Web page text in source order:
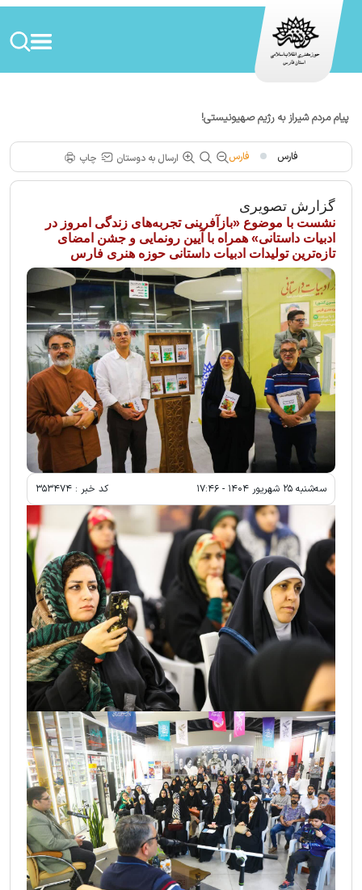
پیام مردم شیراز به رژیم صهیونیستی!
فارس فارس ارسال به دوستان چاپ
گزارش تصویری
نشست با موضوع «بازآفرینی تجربه‌های زندگی امروز در
ادبیات داستانی» همراه با آیین رونمایی و جشن امضای
تازه‌ترین تولیدات ادبیات داستانی حوزه هنری فارس
سه‌شنبه ۲۵ شهريور ۱۴۰۴ - ۱۷:۴۶ کد خبر :